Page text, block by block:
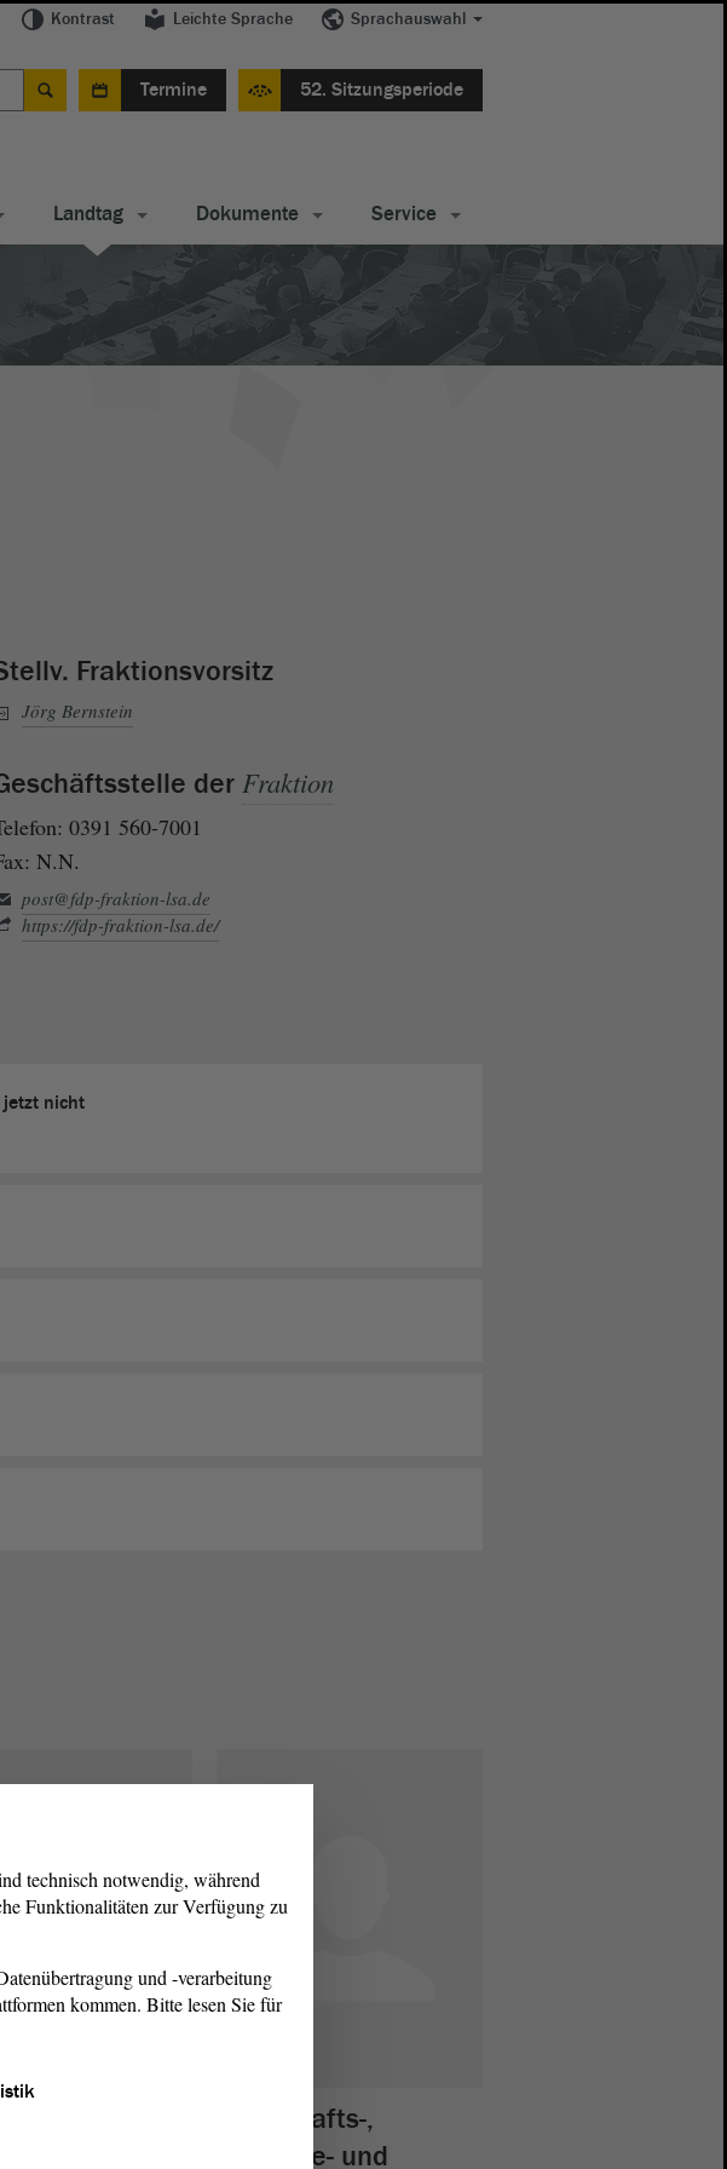
Kontrast Leichte Sprache Sprachauswahl
Termine 52. Sitzungsperiode
Landtag Dokumente Service
Fraktionsvorsitz
Jörg Bernstein
derFraktion
0391 560-7001
N.N.
post@fdp-fraktion-lsa.de
https://fdp-fraktion-lsa.de/
jetzt nicht
Wirtschafts-,
Industrie- und
technisch notwendig, während
Funktionalitäten zur Verfügung zu
und -verarbeitung
kommen. Bitte lesen Sie für